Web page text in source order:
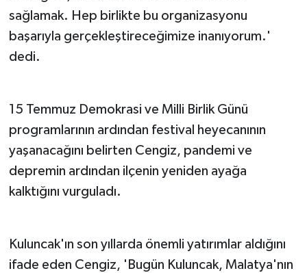
sağlamak. Hep birlikte bu organizasyonu
başarıyla gerçekleştireceğimize inanıyorum.'
dedi.
15 Temmuz Demokrasi ve Milli Birlik Günü
programlarının ardından festival heyecanının
yaşanacağını belirten Cengiz, pandemi ve
depremin ardından ilçenin yeniden ayağa
kalktığını vurguladı.
Kuluncak'ın son yıllarda önemli yatırımlar aldığını
ifade eden Cengiz, 'Bugün Kuluncak, Malatya'nın